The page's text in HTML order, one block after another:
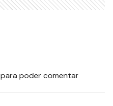
para poder comentar